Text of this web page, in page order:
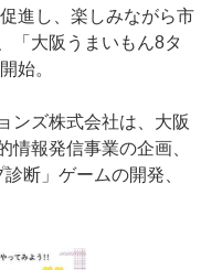
進し、楽しみながら市
「大阪うまいもん8タ
始。
ンズ株式会社は、大阪
情報発信事業の企画、
断」ゲームの開発、